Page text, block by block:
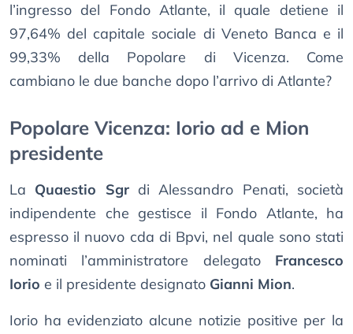
l’ingresso del Fondo Atlante, il quale detiene il
97,64% del capitale sociale di Veneto Banca e il
99,33% della Popolare di Vicenza. Come
cambiano le due banche dopo l’arrivo di Atlante?
Popolare Vicenza: Iorio ad e Mion
presidente
La Quaestio Sgrdi Alessandro Penati, società
indipendente che gestisce il Fondo Atlante, ha
espresso il nuovo cda di Bpvi, nel quale sono stati
nominati l’amministratore delegato Francesco
Iorio e il presidente designato Gianni Mion.
Iorio ha evidenziato alcune notizie positive per la